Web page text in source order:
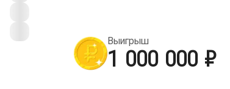
Выигрыш
1 000 000 ₽